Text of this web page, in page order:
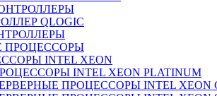
QLOGIC
ПРОЦЕССОРЫ
INTEL XEON
INTEL XEON PLATINUM
ПРОЦЕССОРЫ INTEL XEON